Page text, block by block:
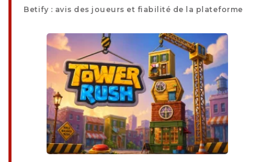
Betify : avis des joueurs et fiabilité de la plateforme